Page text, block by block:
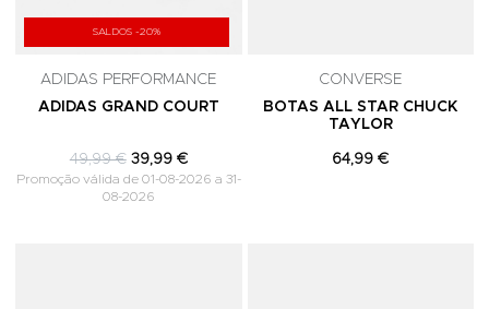
SALDOS -20%
ADIDAS PERFORMANCE
ADIDAS GRAND COURT
49,99 € 39,99 €
Promoção válida de 01-08-2026 a 31-
08-2026
CONVERSE
BOTAS ALL STAR CHUCK
TAYLOR
64,99 €